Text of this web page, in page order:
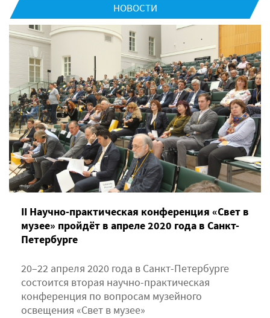
НОВОСТИ
II Научно-практическая конференция «Свет в
музее» пройдёт в апреле 2020 года в Санкт-
Петербурге
20–22 апреля 2020 года в Санкт-Петербурге
состоится вторая научно-практическая
конференция по вопросам музейного
освещения «Свет в музее»